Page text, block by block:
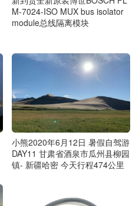
M-7024-ISO MUX bus isolator
module总线隔离模块
小熊2020年6月12日 暑假自驾游
DAY11 甘肃省酒泉市瓜州县柳园
镇- 新疆哈密 今天行程474公里